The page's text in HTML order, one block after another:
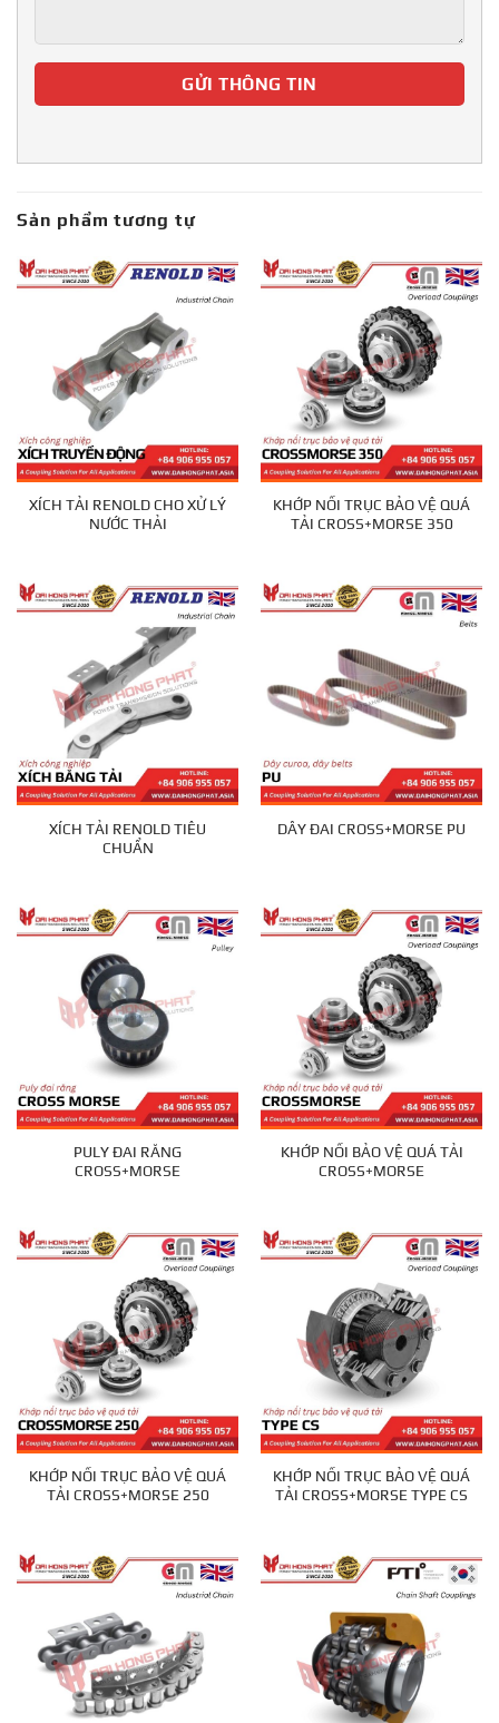
Sản phẩm tương tự
XÍCH TẢI RENOLD CHO XỬ LÝ
NƯỚC THẢI
KHỚP NỐI TRỤC BẢO VỆ QUÁ
TẢI CROSS+MORSE 350
XÍCH TẢI RENOLD TIÊU
CHUẨN
DÂY ĐAI CROSS+MORSE PU
PULY ĐAI RĂNG
CROSS+MORSE
KHỚP NỐI BẢO VỆ QUÁ TẢI
CROSS+MORSE
KHỚP NỐI TRỤC BẢO VỆ QUÁ
TẢI CROSS+MORSE 250
KHỚP NỐI TRỤC BẢO VỆ QUÁ
TẢI CROSS+MORSE TYPE CS